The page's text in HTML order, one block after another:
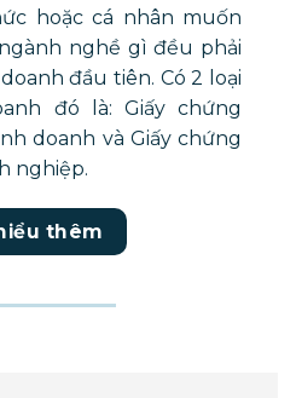
hoặc cá nhân muốn
nghề gì đều phải
đầu tiên. Có 2 loại
đó là: Giấy chứng
doanh và Giấy chứng
nghiệp.
thêm